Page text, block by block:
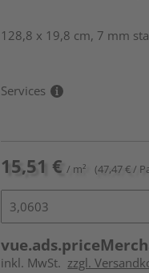
128,8 x 19,8 cm, 7 mm
Services
15,51 € / m² (47,47 € /
inkl. MwSt. zzgl.